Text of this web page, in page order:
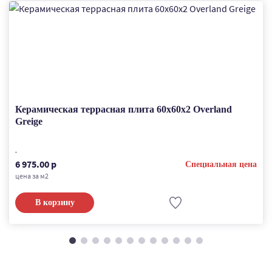
Керамическая террасная плита 60x60x2 Overland
Greige
6 975.00 р
Специальная цена
цена за м2
В корзину